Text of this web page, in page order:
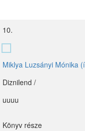
10.
Miklya Luzsányi Mónika
Diznilend /
uuuu
Könyv része